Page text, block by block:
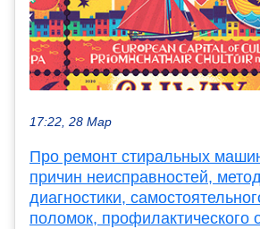
17:22, 28 Мар
Про ремонт стиральных
причин неисправностей,
диагностики,
поломок, профилактического